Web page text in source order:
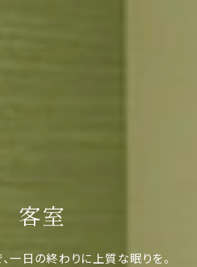
客室
一日の終わりに上質な眠りを。